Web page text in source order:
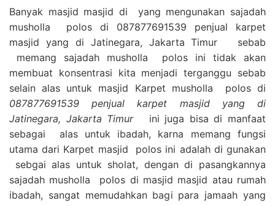
Banyak masjid masjid di yang mengunakan sajadah
musholla polos di 087877691539 penjual karpet
masjid yang di Jatinegara, Jakarta Timur sebab
memang sajadah musholla polos ini tidak akan
membuat konsentrasi kita menjadi terganggu sebab
selain alas untuk masjid Karpet musholla polos di
087877691539 penjual karpet masjid yang di
Jatinegara, Jakarta Timur
ini juga bisa di manfaat
sebagai alas untuk ibadah, karna memang fungsi
utama dari Karpet masjid polos ini adalah di gunakan
sebgai alas untuk sholat, dengan di pasangkannya
sajadah musholla polos di masjid masjid atau rumah
ibadah, sangat memudahkan bagi para jamaah yang